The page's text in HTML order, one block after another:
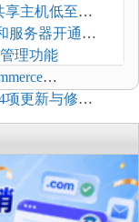
享主机低至
服务器开通更
理功能
体验并扩展电
项更新与修